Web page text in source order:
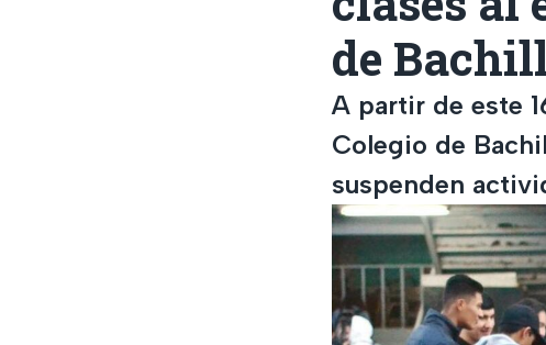
de
A partir de este
Colegio de
suspenden